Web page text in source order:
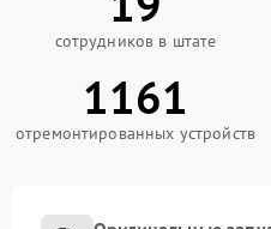
сотрудников в штате
1161
отремонтированных устройств